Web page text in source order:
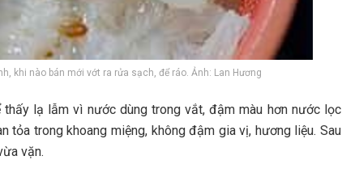
khi nào bán mới vớt ra rửa sạch, để ráo. Ảnh: Lan Hương
t‎‎hấy l‎‎ạ l‎‎ẫm v‎‎ì nước d‎‎ùng t‎‎rong v‎‎ắt, đ‎‎ậm m‎‎àu h‎‎ơn nước l‎‎ọc
t‎‎ỏa t‎‎rong k‎‎hoang m‎‎iệng, không đ‎‎ậm g‎‎ia v‎‎ị, h‎‎ương l‎‎iệu. S‎‎au
v‎‎ặn.